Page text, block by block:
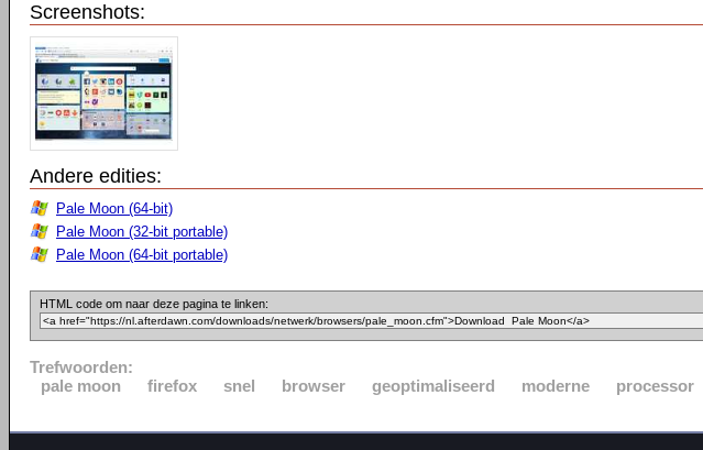
Screenshots:
Andere edities:
Pale Moon (64-bit)
Pale Moon (32-bit portable)
Pale Moon (64-bit portable)
HTML code om naar deze pagina te linken:
Trefwoorden:
pale moon
firefox snel browser geoptimaliseerd moderne processor